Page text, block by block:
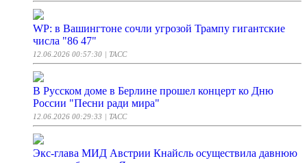
WP: в Вашингтоне сочли угрозой Трампу гигантские
числа "86 47"
12.06.2026 00:57:30 | ТАСС
В Русском доме в Берлине прошел концерт ко Дню
России "Песни ради мира"
12.06.2026 00:29:33 | ТАСС
Экс-глава МИД Австрии Кнайсль осуществила давнюю